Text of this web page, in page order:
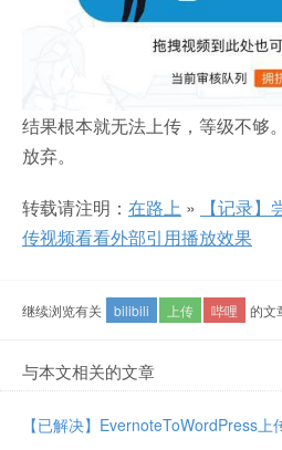
结果根本就无法上传，等级不够。
放弃。
转载请注明： 在路上 »
【记录
传视频看看外部引用播放效果
继续浏览有关 bilibili 上传 哔哩 的文
与本文相关的文章